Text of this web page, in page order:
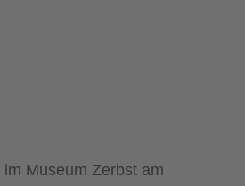
Museum Zerbst am